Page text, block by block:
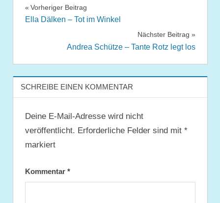
Beitragsnavigation
Vorheriger Beitrag
Ella Dälken – Tot im Winkel
Nächster Beitrag
Andrea Schütze – Tante Rotz legt los
SCHREIBE EINEN KOMMENTAR
Deine E-Mail-Adresse wird nicht
veröffentlicht. Erforderliche Felder sind mit *
markiert
Kommentar *